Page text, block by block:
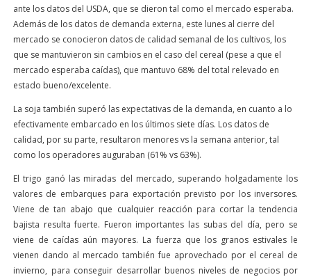
ante los datos del USDA, que se dieron tal como el mercado esperaba.
Además de los datos de demanda externa, este lunes al cierre del
mercado se conocieron datos de calidad semanal de los cultivos, los
que se mantuvieron sin cambios en el caso del cereal (pese a que el
mercado esperaba caídas), que mantuvo 68% del total relevado en
estado bueno/excelente.
La soja también superó las expectativas de la demanda, en cuanto a lo
efectivamente embarcado en los últimos siete días. Los datos de
calidad, por su parte, resultaron menores vs la semana anterior, tal
como los operadores auguraban (61% vs 63%).
El trigo ganó las miradas del mercado, superando holgadamente los
valores de embarques para exportación previsto por los inversores.
Viene de tan abajo que cualquier reacción para cortar la tendencia
bajista resulta fuerte. Fueron importantes las subas del día, pero se
viene de caídas aún mayores. La fuerza que los granos estivales le
vienen dando al mercado también fue aprovechado por el cereal de
invierno, para conseguir desarrollar buenos niveles de negocios por